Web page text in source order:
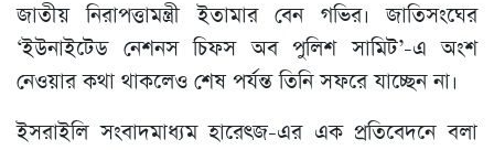
জাতীয় নিরাপত্তামন্ত্রী ইতামার বেন গভির। জাতিসংঘের
‘ইউনাইটেড নেশনস চিফস অব পুলিশ সামিট’-এ অংশ
নেওয়ার কথা থাকলেও শেষ পর্যন্ত তিনি সফরে যাচ্ছেন না।
ইসরাইলি সংবাদমাধ্যম হারেৎজ-এর এক প্রতিবেদনে বলা